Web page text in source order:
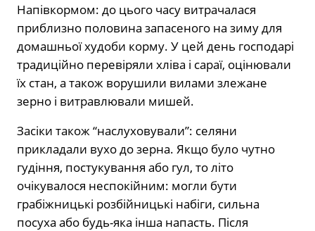
Напівкормом: до цього часу витрачалася
приблизно половина запасеного на зиму для
домашньої худоби корму. У цей день господарі
традиційно перевіряли хліва і сараї, оцінювали
їх стан, а також ворушили вилами злежане
зерно і витравлювали мишей.
Засіки також “наслуховували”: селяни
прикладали вухо до зерна. Якщо було чутно
гудіння, постукування або гул, то літо
очікувалося неспокійним: могли бути
грабіжницькі розбійницькі набіги, сильна
посуха або будь-яка інша напасть. Після